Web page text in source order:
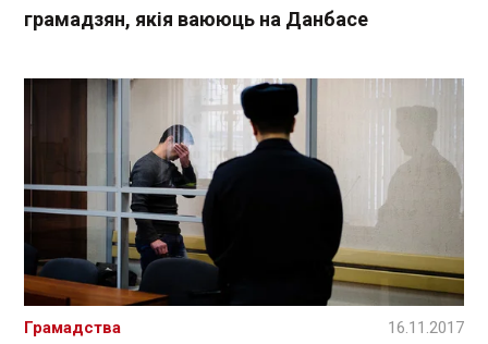
грамадзян, якія ваююць на Данбасе
Грамадства 16.11.2017